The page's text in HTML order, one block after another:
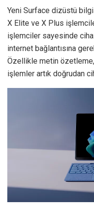
Yeni Surface dizüstü
X Elite ve X Plus
işlemciler sayesinde
internet bağlantısına
Özellikle metin
işlemler artık doğrudan